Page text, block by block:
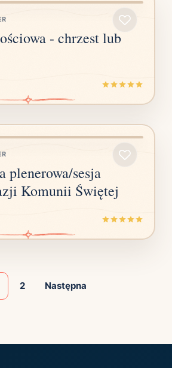
- chrzest lub
plenerowa/sesja
Komunii Świętej
2 Następna